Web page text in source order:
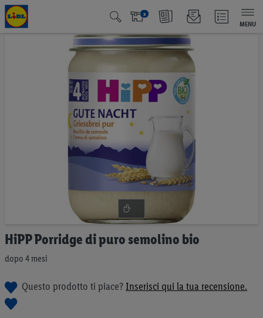
x
MENU
HiPP Porridge di puro semolino bio
dopo 4 mesi
Questo prodotto ti piace?Inserisci qui la tua recensione.
Vai
all'inizio
della
di
immagini